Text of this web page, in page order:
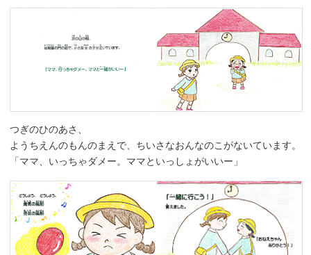
つぎのひのあさ、
ようちえんのもんのまえで、ちいさなおんなのこがないています。
「ママ、いっちゃダメー。ママといっしょがいいー」